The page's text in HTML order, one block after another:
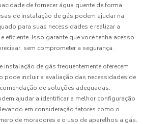
de fornecer água quente de forma
de instalação de gás podem ajudar na
para suas necessidades e realizar a
eficiente. Isso garante que você tenha acesso
sem comprometer a segurança.
de gás frequentemente oferecem
pode incluir a avaliação das necessidades de
de soluções adequadas.
ajudar a identificar a melhor configuração
em consideração fatores como o
de moradores e o uso de aparelhos a gás.